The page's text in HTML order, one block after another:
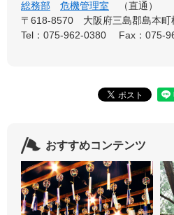
総務部 危機管理室
直通
〒618-8570
大阪府三島郡島本
Tel：075-962-0380
Fax：075-
おすすめコンテンツ